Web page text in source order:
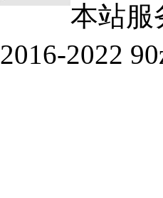
本站服
2022